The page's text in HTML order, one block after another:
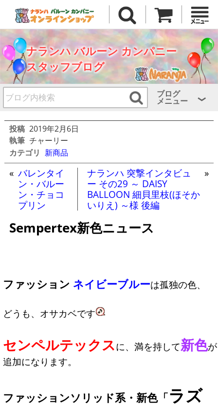
ナランハ バルーン カンパニー
スタッフブログ
ブログ
メニュー
投稿 2019年2月6日
執筆 チャーリー
カテゴリ 新商品
« バレンタイ
ン・バルー
ン・チョコ
プリン
ナランハ 突撃インタビュ
ー その29 ～ DAISY
BALLOON 細貝里枝(ほそか
いりえ) ～様 後編
»
Sempertex新色ニュース
ファッション ネイビーブルーは孤独の色、
どうも、オサカベです
センペルテックスに、満を持して新色が
追加になります。
ファッションソリッド系・新色「ラズ